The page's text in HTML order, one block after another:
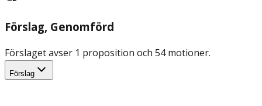
Förslag, Genomförd
Förslaget avser 1 proposition och 54 motioner.
Förslag